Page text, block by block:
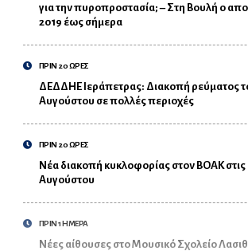
για την πυροπροστασία; – Στη Βουλή ο
2019 έως σήμερα
ΠΡΙΝ 20 ΩΡΕΣ
ΔΕΔΔΗΕ Ιεράπετρας: Διακοπή ρεύματος
Αυγούστου σε πολλές περιοχές
ΠΡΙΝ 20 ΩΡΕΣ
Νέα διακοπή κυκλοφορίας στον ΒΟΑΚ στις
Αυγούστου
ΠΡΙΝ 1 ΗΜΕΡΑ
Νέες αίθουσες στο Μουσικό Σχολείο